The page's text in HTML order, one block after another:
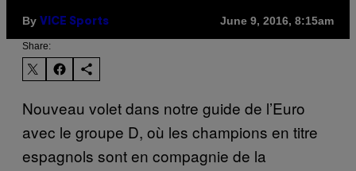
By VICE Sports June 9, 2016, 8:15am
Share:
Nouveau volet dans notre guide de l’Euro
avec le groupe D, où les champions en titre
espagnols sont en compagnie de la